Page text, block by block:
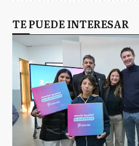
TE PUEDE INTERESAR